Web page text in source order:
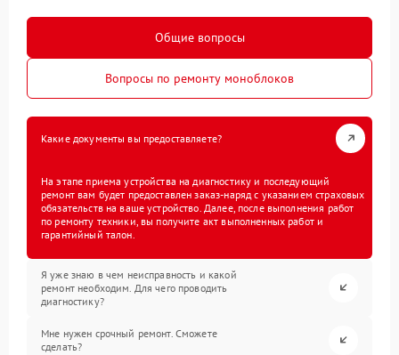
Общие вопросы
Вопросы по ремонту моноблоков
Какие документы вы предоставляете?
На этапе приема устройства на диагностику и последующий
ремонт вам будет предоставлен заказ-наряд с указанием страховых
обязательств на ваше устройство. Далее, после выполнения работ
по ремонту техники, вы получите акт выполненных работ и
гарантийный талон.
Я уже знаю в чем неисправность и какой
ремонт необходим. Для чего проводить
диагностику?
Мне нужен срочный ремонт. Сможете
сделать?